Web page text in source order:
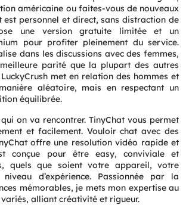
américaine ou faites-vous de nouveaux
est personnel et direct, sans distraction de
une version gratuite limitée et un
pour profiter pleinement du service.
dans les discussions avec des femmes,
parité que la plupart des autres
met en relation des hommes et
aléatoire, mais en respectant un
équilibrée.
on va rencontrer. TinyChat vous permet
et facilement. Vouloir chat avec des
offre une resolution vidéo rapide et
conçue pour être easy, conviviale et
quels que soient votre appareil, votre
d’expérience. Passionnée par la
mémorables, je mets mon expertise au
alliant créativité et rigueur.